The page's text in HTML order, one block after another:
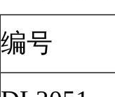
编号